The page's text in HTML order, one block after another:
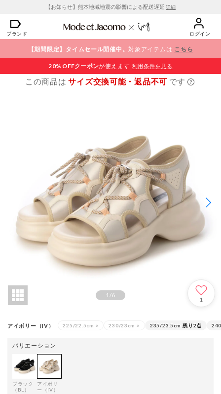
【お知らせ】熊本地域地震の影響による配送遅延 詳細
ブランド ログイン
【期間限定】タイムセール開催中。対象アイテムは こちら
20% OFFクーポンが使えます 利用条件を見る
この商品はサイズ交換可能・返品不可 です
1/6
1
アイボリー（IV） 225/22.5cm × 230/23cm × 235/23.5cm 残り2点
バリエーション
ブラック
（BL）
アイボリ
ー（IV）